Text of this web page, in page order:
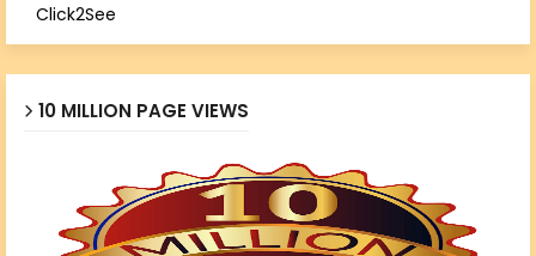
Click2See
10 MILLION PAGE VIEWS